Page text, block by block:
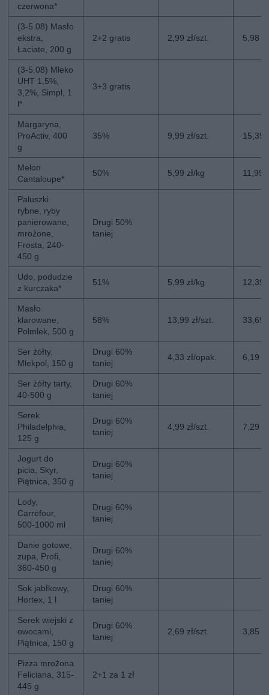
czerwona*
(3-5.08) Masło
ekstra,
Łaciate, 200 g
2+2 gratis 2,99 zł/szt. 5,98
(3-5.08) Mleko
UHT 1,5%,
3,2%, Simpl, 1
l*
3+3 gratis
Margaryna,
ProActiv, 400
g
35% 9,99 zł/szt. 15,39
Melon
Cantaloupe*
50% 5,99 zł/kg 11,99
Paluszki
rybne, ryby
panierowane,
mrożone,
Frosta, 240-
450 g
Drugi 50%
taniej
Udo, podudzie
z kurczaka*
51% 5,99 zł/kg 12,39
Masło
klarowane,
Polmlek, 500 g
58% 13,99 zł/szt. 33,69
Ser żółty,
Mlekpol, 150 g
Drugi 60%
taniej
4,33 zł/opak. 6,19
Ser żółty tarty,
40-500 g
Drugi 60%
taniej
Serek
Philadelphia,
125 g
Drugi 60%
taniej
4,99 zł/szt. 7,29
Jogurt do
picia, Skyr,
Piątnica, 350 g
Drugi 60%
taniej
Lody,
Carrefour,
500-1000 ml
Drugi 60%
taniej
Danie gotowe,
zupa, Profi,
360-450 g
Drugi 60%
taniej
Sok jabłkowy,
Hortex, 1 l
Drugi 60%
taniej
Serek wiejski z
owocami,
Piątnica, 150 g
Drugi 60%
taniej
2,69 zł/szt. 3,85
Pizza mrożona
Feliciana, 315-
445 g
2+1 za 1 zł